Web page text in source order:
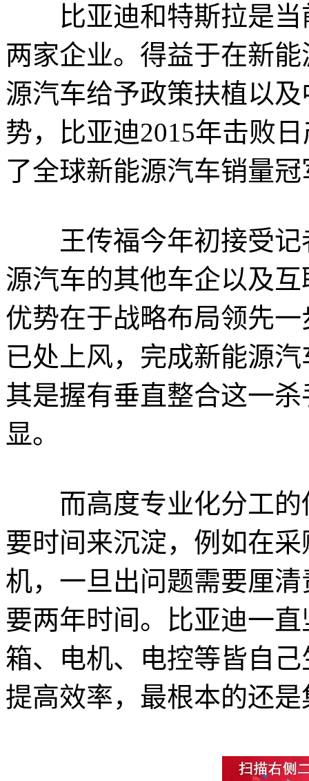
比亚迪和特斯拉是当
两家企业。得益于在新
源汽车给予政策扶植以
势，比亚迪2015年击败
了全球新能源汽车销量
王传福今年初接受记
源汽车的其他车企以及
优势在于战略布局领先
已处上风，完成新能源
其是握有垂直整合这一
显。
而高度专业化分工的
要时间来沉淀，例如在
机，一旦出问题需要厘
要两年时间。比亚迪一
箱、电机、电控等皆自
提高效率，最根本的还